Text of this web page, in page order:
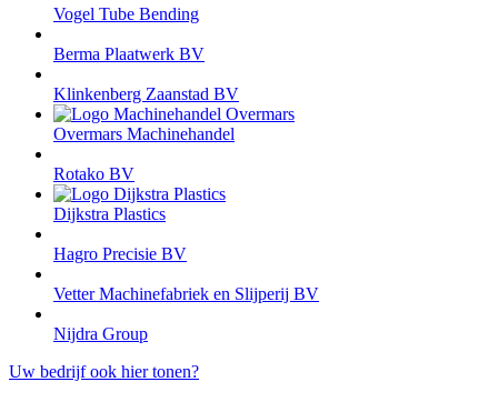
Vogel Tube Bending
Berma Plaatwerk BV
Klinkenberg Zaanstad BV
Overmars Machinehandel
Rotako BV
Dijkstra Plastics
Hagro Precisie BV
Vetter Machinefabriek en Slijperij BV
Nijdra Group
Uw bedrijf ook hier tonen?